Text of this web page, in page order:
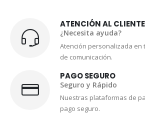
Atención personalizada en
de comunicación.
PAGO SEGURO
Nuestras plataformas de
pago seguro.
PRODUCTOS